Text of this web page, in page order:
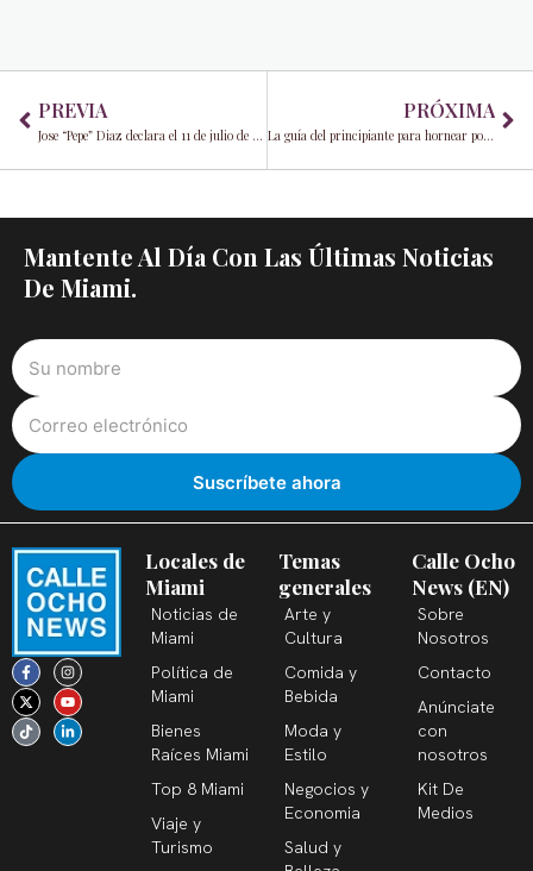
PREVIA
Jose “Pepe” Diaz declara el 11 de julio de 2022 “Día del Anticomunismo”: Honrando la vida y muerte de Oswaldo Payá
PRÓXIMA
La guía del principiante para hornear postres: 5 cosas que debe saber
Mantente Al Día Con Las Últimas Noticias
De Miami.
F
a
c
e
b
o
o
I
n
s
t
a
g
r
X
-
t
w
i
t
t
Y
o
u
t
u
b
e
T
i
k
t
o
k
L
i
n
k
e
d
i
Locales de
Miami
Noticias de
Miami
Política de
Miami
Bienes
Raíces Miami
Top 8 Miami
Viaje y
Turismo
Temas
generales
Arte y
Cultura
Comida y
Bebida
Moda y
Estilo
Negocios y
Economia
Salud y
Calle Ocho
News (EN)
Sobre
Nosotros
Contacto
Anúnciate
con
nosotros
Kit De
Medios